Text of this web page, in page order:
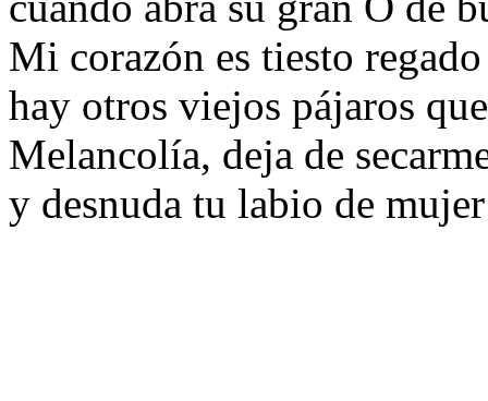
Mi corazón es tiesto
hay otros viejos pájaros
Melancolía, deja de
y desnuda tu labio de